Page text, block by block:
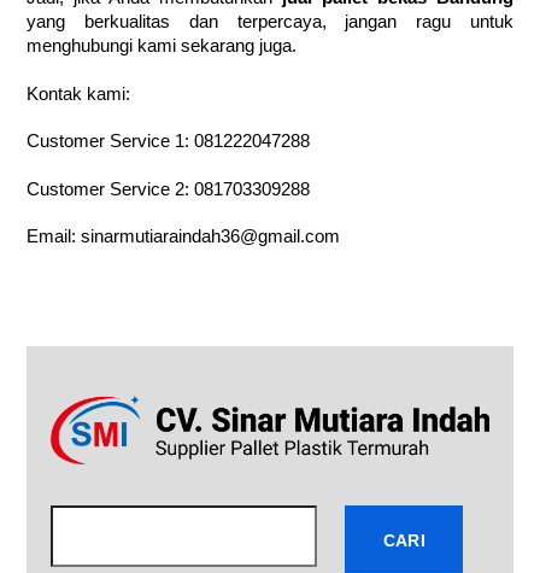
yang berkualitas dan terpercaya, jangan ragu untuk
menghubungi kami sekarang juga.
Kontak kami:
Customer Service 1:081222047288
Customer Service 2:081703309288
Email:sinarmutiaraindah36@gmail.com
CARI